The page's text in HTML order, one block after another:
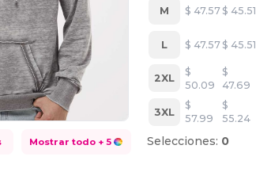
Mostrar todo + 5
M $ 47.57 $ 45.51
L $ 47.57 $ 45.51
2XL
$
50.09
$
47.69
3XL
$
57.99
$
55.24
Selecciones: 0